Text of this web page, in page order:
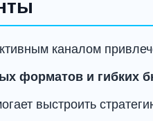
каналом
форматов и гибких
выстроить